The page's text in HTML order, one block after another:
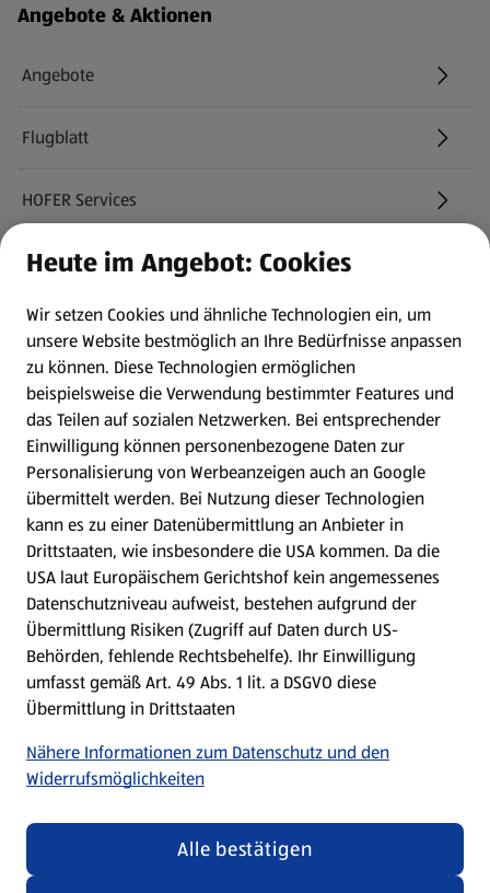
Angebote & Aktionen
Angebote
Flugblatt
HOFER Services
Newsletter
WhatsApp
Gewinnspiele
Mein HOFER. Meine Einkäufe.
Meine Meinung. Mein HOFER.
Gutscheingroßbestellung
(öffnet in einem neuen Tab)
Folge uns hier:
Jetzt die HOFER App downloaden
Heute im Angebot: Cookies
Wir setzen Cookies und ähnliche Technologien ein, um
unsere Website bestmöglich an Ihre Bedürfnisse anpassen
zu können. Diese Technologien ermöglichen
beispielsweise die Verwendung bestimmter Features und
das Teilen auf sozialen Netzwerken. Bei entsprechender
Einwilligung können personenbezogene Daten zur
Personalisierung von Werbeanzeigen auch an Google
übermittelt werden. Bei Nutzung dieser Technologien
kann es zu einer Datenübermittlung an Anbieter in
Drittstaaten, wie insbesondere die USA kommen. Da die
USA laut Europäischem Gerichtshof kein angemessenes
Datenschutzniveau aufweist, bestehen aufgrund der
Übermittlung Risiken (Zugriff auf Daten durch US-
Behörden, fehlende Rechtsbehelfe). Ihr Einwilligung
umfasst gemäß Art. 49 Abs. 1 lit. a DSGVO diese
Übermittlung in Drittstaaten
Nähere Informationen zum Datenschutz und den
Widerrufsmöglichkeiten
Alle bestätigen